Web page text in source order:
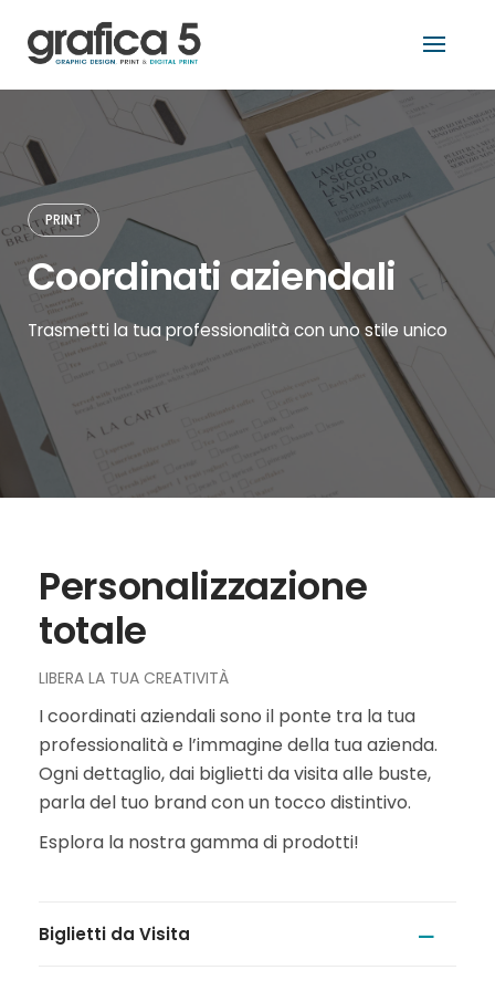
content
PRINT
Coordinati aziendali
Trasmetti la tua professionalità con uno stile unico
Personalizzazione
totale
LIBERA LA TUA CREATIVITÀ
I coordinati aziendali sono il ponte tra la tua
professionalità e l’immagine della tua azienda.
Ogni dettaglio, dai biglietti da visita alle buste,
parla del tuo brand con un tocco distintivo.
Esplora la nostra gamma di prodotti!
Biglietti da Visita